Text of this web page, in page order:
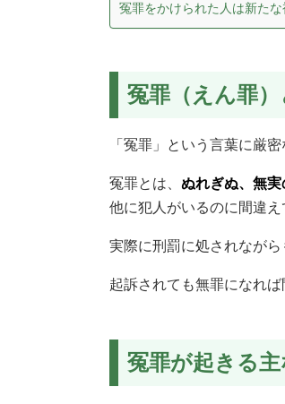
冤罪をかけられた人は新た
冤罪（えん罪）
「冤罪」という言葉に厳
冤罪とは、 ぬれぎぬ、無
他に犯人がいるのに間違
実際に刑罰に処されなが
起訴されても無罪になれば
冤罪が起きる主